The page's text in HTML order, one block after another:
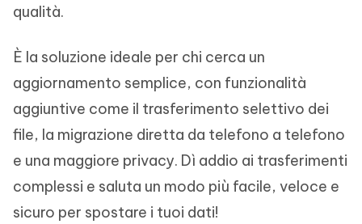
qualità.
È la soluzione ideale per chi cerca un
aggiornamento semplice, con funzionalità
aggiuntive come il trasferimento selettivo dei
file, la migrazione diretta da telefono a telefono
e una maggiore privacy. Dì addio ai trasferimenti
complessi e saluta un modo più facile, veloce e
sicuro per spostare i tuoi dati!